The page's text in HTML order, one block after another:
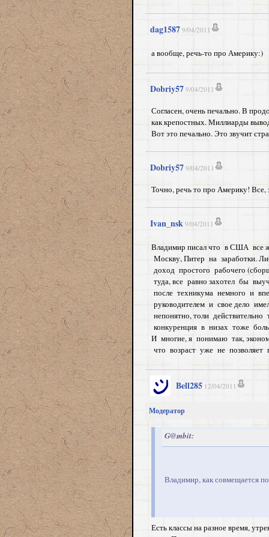
dag1587 9/04/2011
а вообще, речь-то про Америку:)
Dobriy57 9/04/2011
Согласен, очень печально. В
как крепостных. Миллиарды
Вот это печально. Это звучит
Dobriy57 9/04/2011
Точно, речь то про Америку! Все,
Ivan_nsk 9/04/2011
Владимир писал что в США все
Москву, Питер на заработки.
доход простого рабочего
туда, все равно захотел бы
после техникума немного и
руководителем и свое дело
непонятно, толи
конкуренция в низах тоже
И многие, я понимаю так,
что возраст уже не
Bell285 12/04/2011
Модератор
G@mbit:
Владимир, как совмещается
Есть классы на разное время,